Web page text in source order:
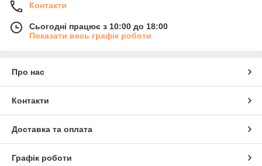
Контакти
Сьогодні працює з 10:00 до 18:00
Показати весь графік роботи
Про нас
Контакти
Доставка та оплата
Графік роботи